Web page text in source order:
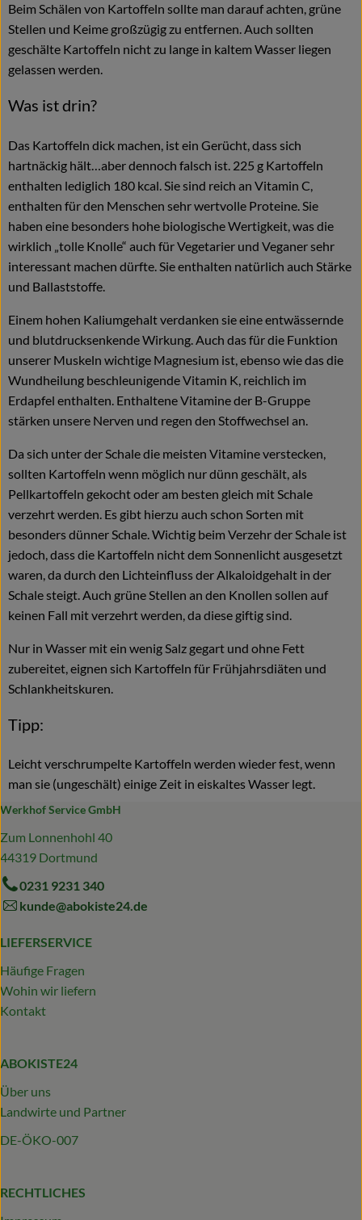
Beim Schälen von Kartoffeln sollte man darauf achten, grüne
Stellen und Keime großzügig zu entfernen. Auch sollten
geschälte Kartoffeln nicht zu lange in kaltem Wasser liegen
gelassen werden.
Was ist drin?
Das Kartoffeln dick machen, ist ein Gerücht, dass sich
hartnäckig hält…aber dennoch falsch ist. 225 g Kartoffeln
enthalten lediglich 180 kcal. Sie sind reich an Vitamin C,
enthalten für den Menschen sehr wertvolle Proteine. Sie
haben eine besonders hohe biologische Wertigkeit, was die
wirklich „tolle Knolle“ auch für Vegetarier und Veganer sehr
interessant machen dürfte. Sie enthalten natürlich auch Stärke
und Ballaststoffe.
Einem hohen Kaliumgehalt verdanken sie eine entwässernde
und blutdrucksenkende Wirkung. Auch das für die Funktion
unserer Muskeln wichtige Magnesium ist, ebenso wie das die
Wundheilung beschleunigende Vitamin K, reichlich im
Erdapfel enthalten. Enthaltene Vitamine der B-Gruppe
stärken unsere Nerven und regen den Stoffwechsel an.
Da sich unter der Schale die meisten Vitamine verstecken,
sollten Kartoffeln wenn möglich nur dünn geschält, als
Pellkartoffeln gekocht oder am besten gleich mit Schale
verzehrt werden. Es gibt hierzu auch schon Sorten mit
besonders dünner Schale. Wichtig beim Verzehr der Schale ist
jedoch, dass die Kartoffeln nicht dem Sonnenlicht ausgesetzt
waren, da durch den Lichteinfluss der Alkaloidgehalt in der
Schale steigt. Auch grüne Stellen an den Knollen sollen auf
keinen Fall mit verzehrt werden, da diese giftig sind.
Nur in Wasser mit ein wenig Salz gegart und ohne Fett
zubereitet, eignen sich Kartoffeln für Frühjahrsdiäten und
Schlankheitskuren.
Tipp:
Leicht verschrumpelte Kartoffeln werden wieder fest, wenn
man sie (ungeschält) einige Zeit in eiskaltes Wasser legt.
Werkhof Service GmbH
Zum Lonnenhohl 40
44319 Dortmund
0231 9231 340
kunde@abokiste24.de
LIEFERSERVICE
Häufige Fragen
Wohin wir liefern
Kontakt
ABOKISTE24
Über uns
Landwirte und Partner
DE-ÖKO-007
RECHTLICHES